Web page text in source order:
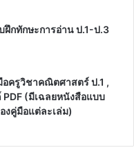
กทักษะการอ่าน ป.1-ป.3
ครูวิชาคณิตศาสตร์ ป.1 ,
PDF (มีเฉลยหนังสือแบบ
งคู่มือแต่ละเล่ม)